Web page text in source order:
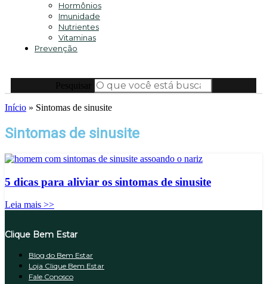
Hormônios
Imunidade
Nutrientes
Vitaminas
Prevenção
Início » Sintomas de sinusite
Sintomas de sinusite
5 dicas para aliviar os sintomas de sinusite
Leia mais >>
Clique Bem Estar
Blog do Bem Estar
Loja Clique Bem Estar
Fale Conosco